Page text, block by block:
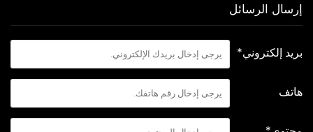
إرسال الرسائل
بريد إلكتروني*
هاتف